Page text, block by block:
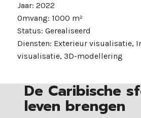
Jaar: 2022
Omvang: 1000 m²
Status: Gerealiseerd
Diensten: Exterieur visualisatie,
visualisatie, 3D-modellering
De Caribische
leven brengen